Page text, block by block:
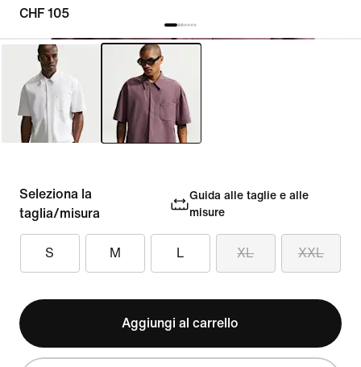
CHF 105
Seleziona la
taglia/misura
Guida alle taglie e alle
misure
S M L XL XXL
Aggiungi al carrello